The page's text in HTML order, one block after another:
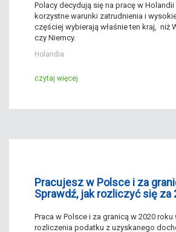
Polacy decydują się na pracę w
korzystne warunki zatrudnienia i
częściej wybierają właśnie ten kraj, niż
czy Niemcy.
Holandia
czytaj więcej
Pracujesz w Polsce i za
Sprawdź, jak rozliczyć się za
Praca w Polsce i za granicą w 2020 roku
rozliczenia podatku z uzyskanego